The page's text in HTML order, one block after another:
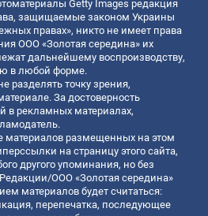
Getty Images редакция
защищаемые законом Украины
правах», никто не имеет права
ООО «Золотая середина» их
дальнейшему воспроизводству,
в любой форме.
разделять точку зрения,
За достоверность
рекламных материалах,
материалов размещенных на этом
на страницу этого сайта,
другого упоминания, но без
ООО «Золотая середина»
материалов будет считаться:
перепечатка, последующее